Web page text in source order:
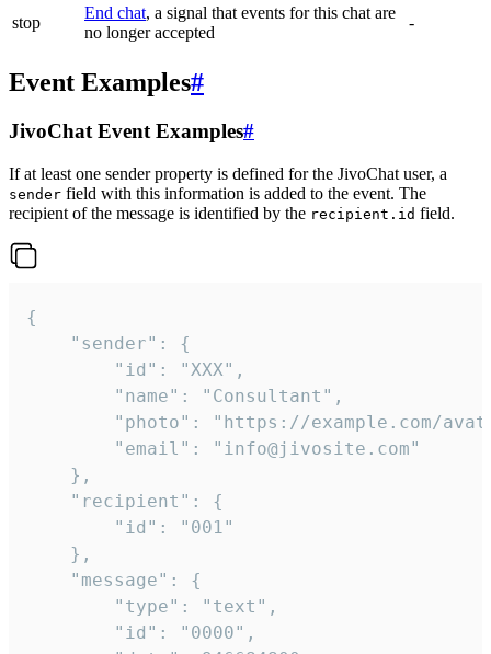
stop
End chat, a signal that events for this chat are
no longer accepted
-
Event Examples#
JivoChat Event Examples#
If at least one sender property is defined for the JivoChat user, a
sender field with this information is added to the event. The
recipient of the message is identified by the recipient.id field.
{